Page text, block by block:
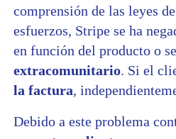
comprensión de las leyes
esfuerzos, Stripe se ha
en función del producto o
extracomunitario. Si el
la factura,
Debido a este problema